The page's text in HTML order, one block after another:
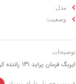
مدل:
وضعیت:
توضیحات
ایربگ فرمان پراید 131 راننده کروز